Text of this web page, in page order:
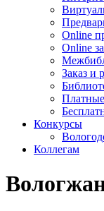
Online
Online
Заказ и
Конкурсы
Коллегам